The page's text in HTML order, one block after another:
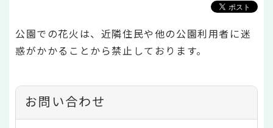
公園での花火は、近隣住民や他の公園利用者に迷
惑がかかることから禁止しております。
お問い合わせ